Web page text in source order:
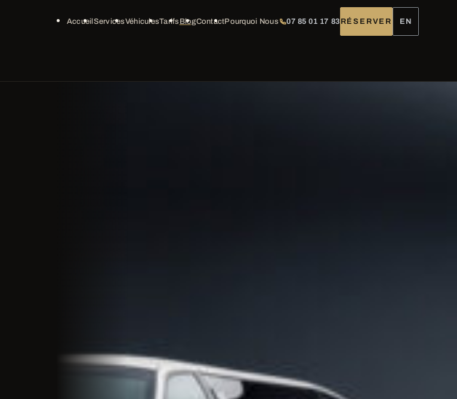
AccueilServicesVéhiculesTarifsBlogContactPourquoi Nous 07 85 01 17 83 RÉSERVER EN